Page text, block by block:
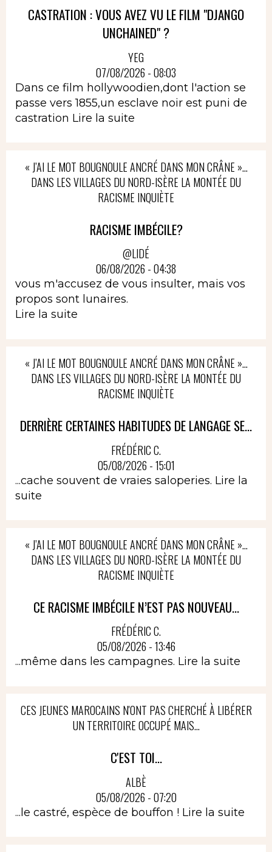
CASTRATION : VOUS AVEZ VU LE FILM "DJANGO
UNCHAINED" ?
YEG
07/08/2026 - 08:03
Dans ce film hollywoodien,dont l'action se
passe vers 1855,un esclave noir est puni de
castration Lire la suite
« J’AI LE MOT BOUGNOULE ANCRÉ DANS MON CRÂNE »…
DANS LES VILLAGES DU NORD-ISÈRE LA MONTÉE DU
RACISME INQUIÈTE
RACISME IMBÉCILE?
@LIDÉ
06/08/2026 - 04:38
vous m'accusez de vous insulter, mais vos
propos sont lunaires.
Lire la suite
« J’AI LE MOT BOUGNOULE ANCRÉ DANS MON CRÂNE »…
DANS LES VILLAGES DU NORD-ISÈRE LA MONTÉE DU
RACISME INQUIÈTE
DERRIÈRE CERTAINES HABITUDES DE LANGAGE SE...
FRÉDÉRIC C.
05/08/2026 - 15:01
...cache souvent de vraies saloperies. Lire la
suite
« J’AI LE MOT BOUGNOULE ANCRÉ DANS MON CRÂNE »…
DANS LES VILLAGES DU NORD-ISÈRE LA MONTÉE DU
RACISME INQUIÈTE
CE RACISME IMBÉCILE N’EST PAS NOUVEAU...
FRÉDÉRIC C.
05/08/2026 - 13:46
...même dans les campagnes. Lire la suite
CES JEUNES MAROCAINS N'ONT PAS CHERCHÉ À LIBÉRER
UN TERRITOIRE OCCUPÉ MAIS...
C'EST TOI...
ALBÈ
05/08/2026 - 07:20
...le castré, espèce de bouffon ! Lire la suite